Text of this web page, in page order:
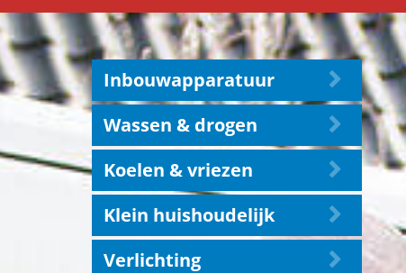
Inbouwapparatuur
Wassen & drogen
Koelen & vriezen
Klein huishoudelijk
Verlichting